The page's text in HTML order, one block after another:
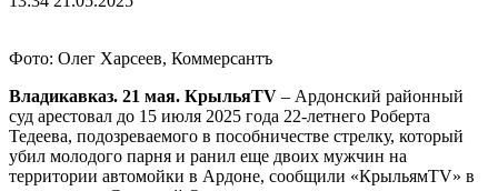
Фото: Олег Харсеев, Коммерсантъ
Владикавказ. 21 мая. КрыльяTV – Ардонский районный
суд арестовал до 15 июля 2025 года 22-летнего Роберта
Тедеева, подозреваемого в пособничестве стрелку, который
убил молодого парня и ранил еще двоих мужчин на
территории автомойки в Ардоне, сообщили «КрыльямTV» в